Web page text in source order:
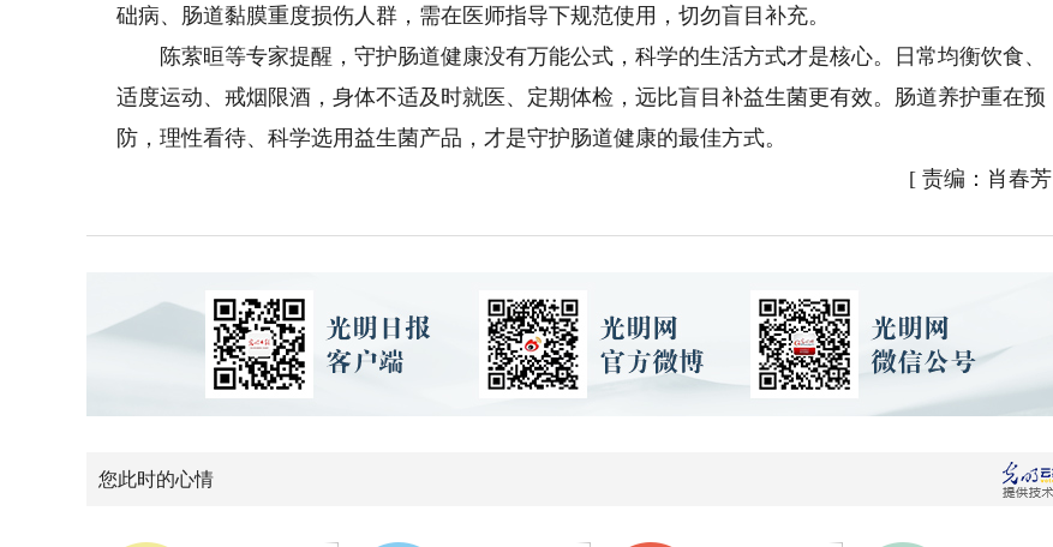
础病、肠道黏膜重度损伤人群，需在医师指导下规范使用，切勿盲目补充。
陈萦晅等专家提醒，守护肠道健康没有万能公式，科学的生活方式才是核心。日常均衡饮食、
适度运动、戒烟限酒，身体不适及时就医、定期体检，远比盲目补益生菌更有效。肠道养护重在预
防，理性看待、科学选用益生菌产品，才是守护肠道健康的最佳方式。
[ 责编：肖春芳
您此时的心情